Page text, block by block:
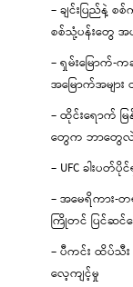
– ချင်းပြည်နဲ့
စစ်သုံ့ပန်းတွေ အ
– ရှမ်းမြောက်
အမြောက်အများ
– ထိုင်းရောက်
တွေက ဘာတွေ
– UFC ခါးပတ်
– အမေရိကား-
ကြိုတင် ပြင်ဆ
– ပီကင်း ထိပ်သီ
လေ့ကျင့်မှု